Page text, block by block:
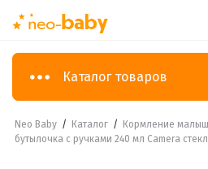
Каталог товаров
Neo Baby / Каталог / Кормление
бутылочка с ручками 240 мл Camera